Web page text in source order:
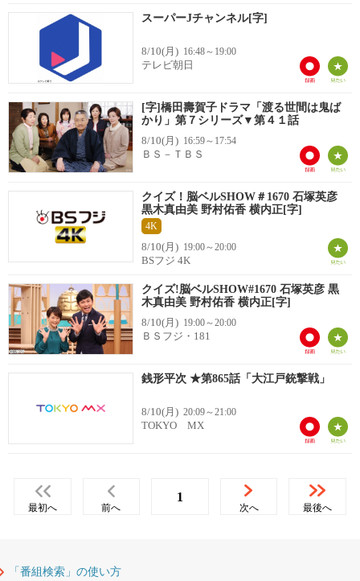
スーパーJチャンネル[字]
8/10(月) 16:48～19:00
テレビ朝日
[字]橋田壽賀子ドラマ「渡る世間は鬼ば
かり」第７シリーズ▼第４１話
8/10(月) 16:59～17:54
ＢＳ－ＴＢＳ
クイズ！脳ベルSHOW＃1670 石塚英彦
黒木真由美 野村佑香 横内正[字]
4K
8/10(月) 19:00～20:00
BSフジ 4K
クイズ!脳ベルSHOW#1670 石塚英彦 黒
木真由美 野村佑香 横内正[字]
8/10(月) 19:00～20:00
ＢＳフジ・181
銭形平次 ★第865話「大江戸銃撃戦」
8/10(月) 20:09～21:00
TOKYO MX
最初へ 前へ
1
次へ 最後へ
「番組検索」の使い方